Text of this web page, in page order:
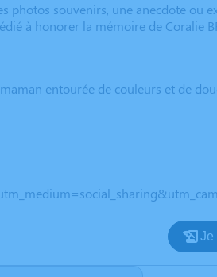
photos souvenirs, une anecdote ou
à honorer la mémoire de Coralie
entourée de couleurs et de
Je